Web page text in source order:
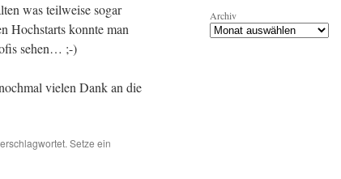
was teilweise sogar
Hochstarts konnte man
sehen… ;-)
vielen Dank an die
Setze ein
Archiv